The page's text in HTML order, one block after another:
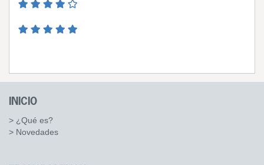
INICIO
> ¿Qué es?
> Novedades